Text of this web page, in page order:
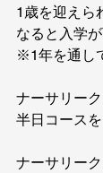
1歳を迎えら
なると入学
※1年を通し
ナーサリー
半日コース
ナーサリー